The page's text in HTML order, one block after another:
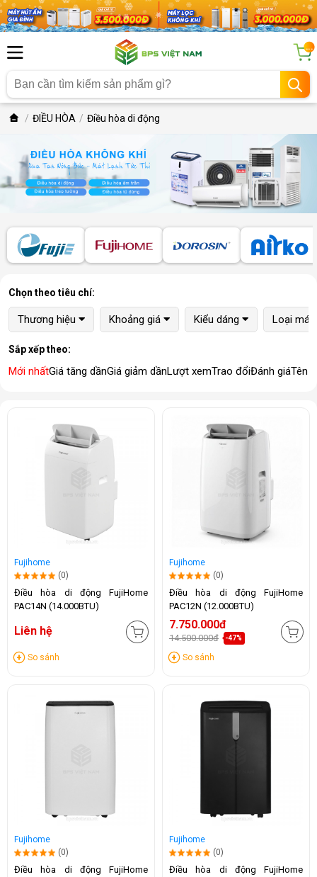
...
ĐIỀU HÒA Điều hòa di động
Chọn theo tiêu chí:
Thương hiệu Khoảng giá Kiểu dáng Loại máy
Sắp xếp theo:
Mới nhấtGiá tăng dầnGiá giảm dầnLượt xemTrao đổiĐánh giáTên
Fujihome
(0)
Điều hòa di động FujiHome
PAC14N (14.000BTU)
Liên hệ
So sánh
Fujihome
(0)
Điều hòa di động FujiHome
PAC12N (12.000BTU)
7.750.000đ
14.500.000đ -47%
So sánh
Fujihome
(0)
Điều hòa di động FujiHome
Fujihome
(0)
Điều hòa di động FujiHome